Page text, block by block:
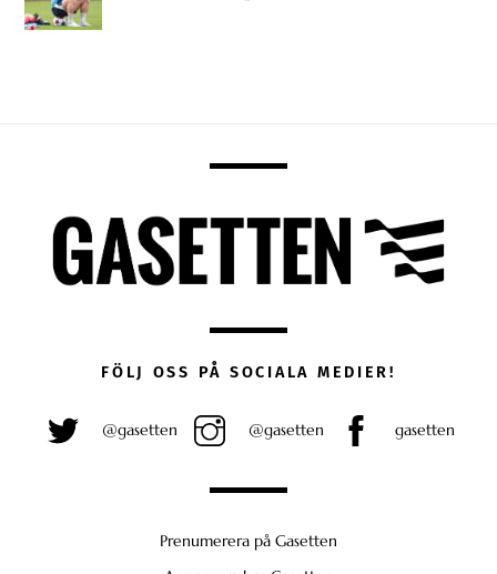
FÖLJ OSS PÅ SOCIALA MEDIER!
@gasetten @gasetten gasetten
Prenumerera på Gasetten